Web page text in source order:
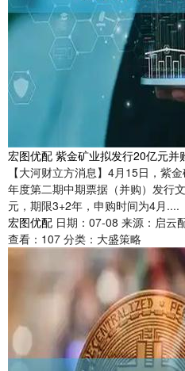
宏图优配 紫金矿业拟发行20亿元并
【大河财立方消息】4月15日，紫
年度第二期中期票据（并购）发行
元，期限3+2年，申购时间为4月....
宏图优配 日期：07-08 来源：启云
查看： 107 分类： 大盛策略